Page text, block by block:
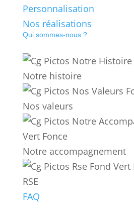
Personnalisation
Nos réalisations
Qui sommes-nous ?
Notre histoire
Nos valeurs
Notre accompagnement
RSE
FAQ